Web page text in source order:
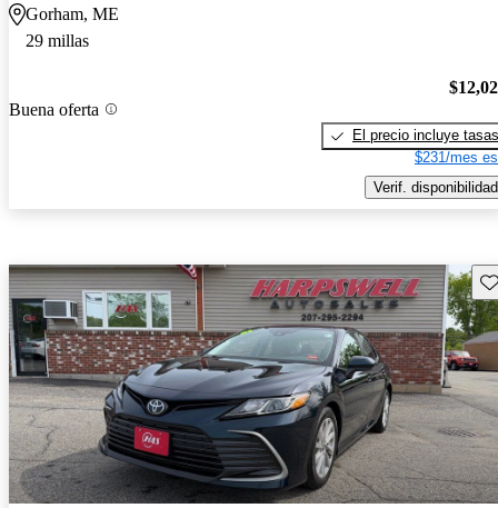
Gorham, ME
29 millas
Buena oferta
El precio incluye tasas
$231/mes
Verif. disponibilidad